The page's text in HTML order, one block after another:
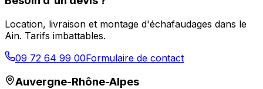
Location, livraison et montage d'échafaudages dans le
Ain. Tarifs imbattables.
09 72 64 99 00Formulaire de contact
Auvergne-Rhône-Alpes